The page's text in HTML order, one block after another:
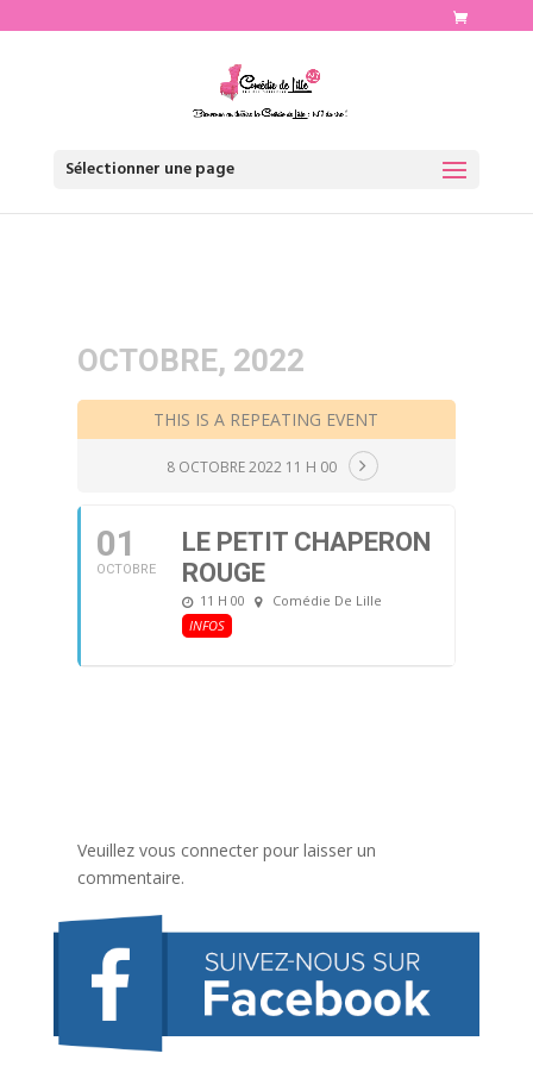
Sélectionner une page
OCTOBRE, 2022
THIS IS A REPEATING EVENT
8 OCTOBRE 2022 11 H 00
01
OCTOBRE
LE PETIT CHAPERON
ROUGE
11 H 00
Comédie De Lille
INFOS
Veuillez vous connecter pour laisser un
commentaire.